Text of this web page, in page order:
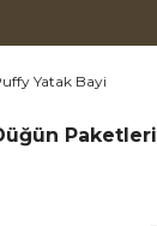
Paketleri